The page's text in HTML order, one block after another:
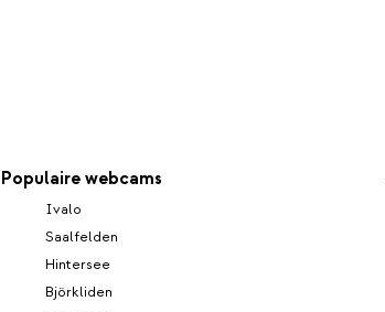
Populaire webcams
Ivalo
Saalfelden
Hintersee
Björkliden